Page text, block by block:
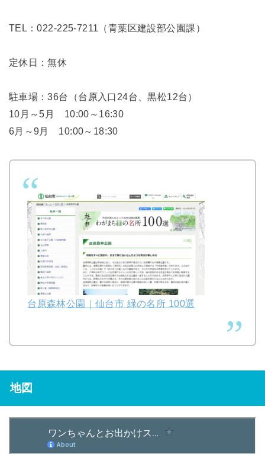
TEL：022-225-7211（青葉区建設部公園課）
定休日：無休
駐車場：36台（台原入口24台、黒松12台）
10月～5月 10:00～16:30
6月～9月 10:00～18:30
台原森林公園｜仙台市 緑の名所 100選
地図